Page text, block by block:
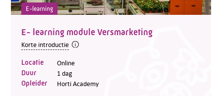
E-learning
E- learning module Versmarketing
Korte introductie
Locatie Online
Duur 1 dag
Opleider Horti Academy